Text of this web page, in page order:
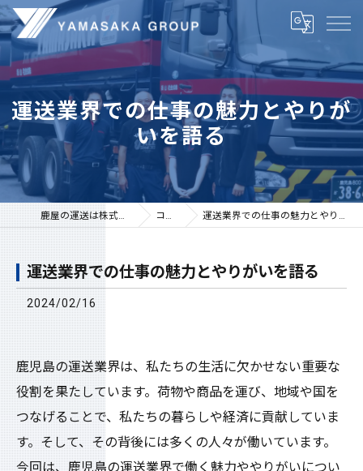
運送業界での仕事の魅力とやりが
いを語る
鹿屋の運送は株式会社山坂 コラム 運送業界での仕事の魅力とやりがいを語る
運送業界での仕事の魅力とやりがいを語る
2024/02/16
鹿児島の運送業界は、私たちの生活に欠かせない重要な
役割を果たしています。荷物や商品を運び、地域や国を
つなげることで、私たちの暮らしや経済に貢献していま
す。そして、その背後には多くの人々が働いています。
今回は、鹿児島の運送業界で働く魅力ややりがいについ